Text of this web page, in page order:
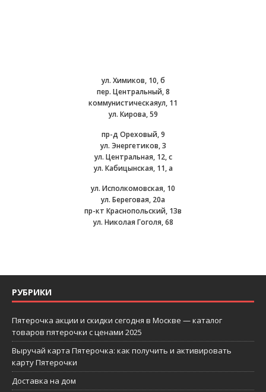
ул. Химиков, 10, б
пер. Центральный, 8
коммунистическаяул, 11
ул. Кирова, 59
пр-д Ореховый, 9
ул. Энергетиков, 3
ул. Центральная, 12, с
ул. Кабицынская, 11, а
ул. Исполкомовская, 10
ул. Береговая, 20а
пр-кт Краснопольский, 13в
ул. Николая Гоголя, 68
РУБРИКИ
Пятерочка акции и скидки сегодня в Москве — каталог
товаров пятерочки с ценами 2025
Выручай карта Пятерочка: как получить и активировать
карту Пятерочки
Доставка на дом